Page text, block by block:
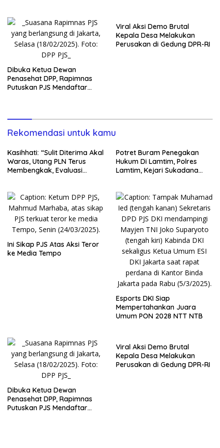
Dibuka Ketua Dewan
Penasehat DPP, Rapimnas
Putuskan PJS Mendaftar
Viral Aksi Demo Brutal
Kepala Desa Melakukan
Perusakan di Gedung DPR-RI
Rekomendasi untuk kamu
Kasihhati: “Sulit Diterima Akal
Waras, Utang PLN Terus
Membengkak, Evaluasi
Potret Buram Penegakan
Hukum Di Lamtim, Polres
Lamtim, Kejari Sukadana
Pengadilan HAM
Ini Sikap PJS Atas Aksi Teror
ke Media Tempo
Esports DKI Siap
Mempertahankan Juara
Umum PON 2028 NTT NTB
Dibuka Ketua Dewan
Penasehat DPP, Rapimnas
Putuskan PJS Mendaftar
Viral Aksi Demo Brutal
Kepala Desa Melakukan
Perusakan di Gedung DPR-RI